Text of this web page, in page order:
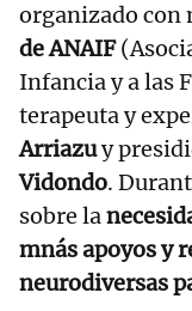
organizado con
de ANAIF
Infancia y a las
terapeuta y
Arriazuy
Vidondo.
sobre la
mnás apoyos y
neurodiversas